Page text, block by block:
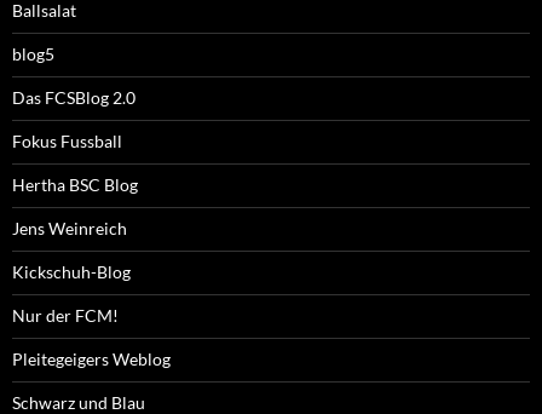
Ballsalat
blog5
Das FCSBlog 2.0
Fokus Fussball
Hertha BSC Blog
Jens Weinreich
Kickschuh-Blog
Nur der FCM!
Pleitegeigers Weblog
Schwarz und Blau